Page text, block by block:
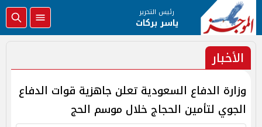
رئيس التحرير
ياسر بركات
الأخبار
وزارة الدفاع السعودية تعلن جاهزية قوات الدفاع
الجوي لتأمين الحجاج خلال موسم الحج